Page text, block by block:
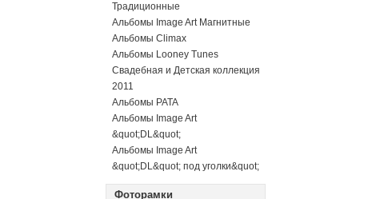
Традиционные
Альбомы Image Art Магнитные
Альбомы Climax
Альбомы Looney Tunes
Свадебная и Детская коллекция
2011
Альбомы PATA
Альбомы Image Art
&quot;DL&quot;
Альбомы Image Art
&quot;DL&quot; под уголки&quot;
Фоторамки